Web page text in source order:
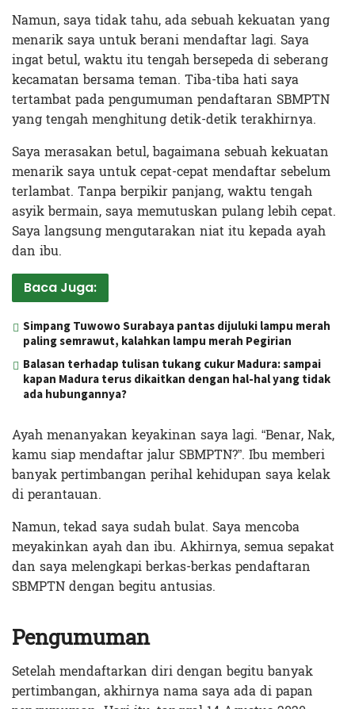
Namun, saya tidak tahu, ada sebuah kekuatan yang
menarik saya untuk berani mendaftar lagi. Saya
ingat betul, waktu itu tengah bersepeda di seberang
kecamatan bersama teman. Tiba-tiba hati saya
tertambat pada pengumuman pendaftaran SBMPTN
yang tengah menghitung detik-detik terakhirnya.
Saya merasakan betul, bagaimana sebuah kekuatan
menarik saya untuk cepat-cepat mendaftar sebelum
terlambat. Tanpa berpikir panjang, waktu tengah
asyik bermain, saya memutuskan pulang lebih cepat.
Saya langsung mengutarakan niat itu kepada ayah
dan ibu.
Baca Juga:
Simpang Tuwowo Surabaya pantas dijuluki lampu merah
paling semrawut, kalahkan lampu merah Pegirian
Balasan terhadap tulisan tukang cukur Madura: sampai
kapan Madura terus dikaitkan dengan hal-hal yang tidak
ada hubungannya?
Ayah menanyakan keyakinan saya lagi. “Benar, Nak,
kamu siap mendaftar jalur SBMPTN?”. Ibu memberi
banyak pertimbangan perihal kehidupan saya kelak
di perantauan.
Namun, tekad saya sudah bulat. Saya mencoba
meyakinkan ayah dan ibu. Akhirnya, semua sepakat
dan saya melengkapi berkas-berkas pendaftaran
SBMPTN dengan begitu antusias.
Pengumuman
Setelah mendaftarkan diri dengan begitu banyak
pertimbangan, akhirnya nama saya ada di papan